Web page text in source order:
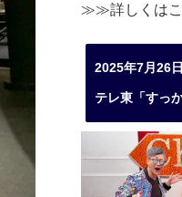
≫≫詳しくは
2025年7月26
テレ東「すっ